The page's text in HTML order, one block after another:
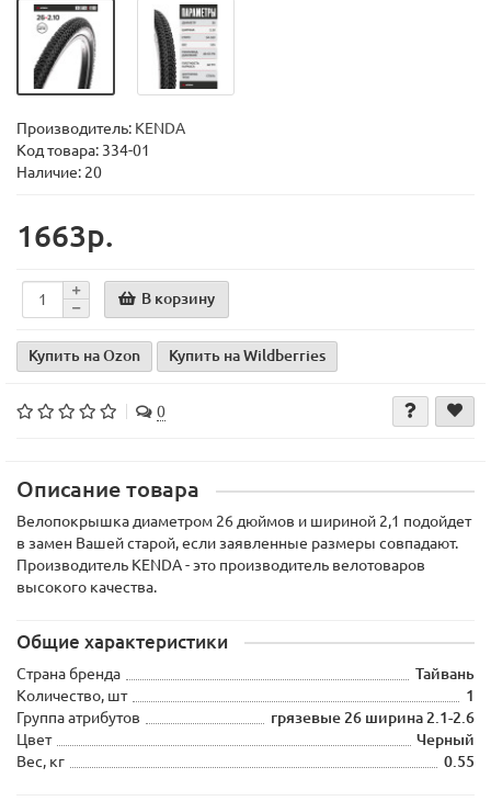
Производитель: KENDA
Код товара: 334-01
Наличие: 20
1663р.
В корзину
Купить на Ozon Купить на Wildberries
0
Описание товара
Велопокрышка диаметром 26 дюймов и шириной 2,1 подойдет
в замен Вашей старой, если заявленные размеры совпадают.
Производитель KENDA - это производитель велотоваров
высокого качества.
Общие характеристики
Страна бренда
Тайвань
Количество, шт
1
Группа атрибутов
грязевые 26 ширина 2.1-2.6
Цвет
Черный
Вес, кг
0.55